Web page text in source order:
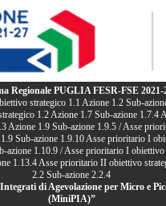
Regionale PUGLIA FESR-FSE 2021-
strategico 1.1 Azione 1.2 Sub-
1.2 Azione 1.7 Sub-azione 1.7.4
Azione 1.9 Sub-azione 1.9.5 / Asse
Sub-azione 1.9.10 Asse prioritario I
azione 1.10.9 / Asse prioritario I obiettivo
1.13.4 Asse prioritario II obiettivo
2.2 Sub-azione 2.2.4
di Agevolazione per Micro e
(MiniPIA)”